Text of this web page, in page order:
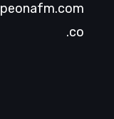
.co